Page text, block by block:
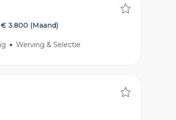
3.800 (Maand)
Werving & Selectie